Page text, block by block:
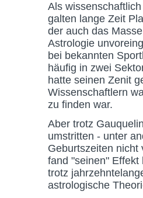
Als
galten lange Zeit
der auch das
Astrologie
bei bekannten
häufig in zwei
hatte seinen Zenit
Wissenschaftlern
zu finden war.
Aber trotz
umstritten - unter
Geburtszeiten nicht
fand "seinen"
trotz
astrologische